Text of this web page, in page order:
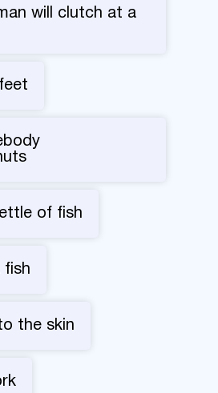
will clutch at a
of fish
fish
the skin